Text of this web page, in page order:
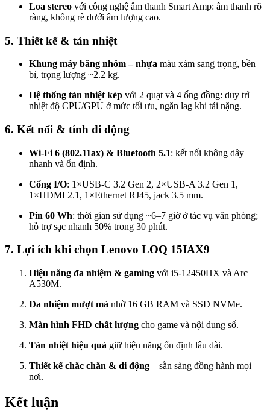
Loa stereo với công nghệ âm thanh Smart Amp: âm thanh rõ
ràng, không rè dưới âm lượng cao.
5. Thiết kế & tản nhiệt
Khung máy bằng nhôm – nhựa màu xám sang trọng, bền
bỉ, trọng lượng ~2.2 kg.
Hệ thống tản nhiệt kép với 2 quạt và 4 ống đồng: duy trì
nhiệt độ CPU/GPU ở mức tối ưu, ngăn lag khi tải nặng.
6. Kết nối & tính di động
Wi-Fi 6 (802.11ax) & Bluetooth 5.1: kết nối không dây
nhanh và ổn định.
Cổng I/O: 1×USB-C 3.2 Gen 2, 2×USB-A 3.2 Gen 1,
1×HDMI 2.1, 1×Ethernet RJ45, jack 3.5 mm.
Pin 60 Wh: thời gian sử dụng ~6–7 giờ ở tác vụ văn phòng;
hỗ trợ sạc nhanh 50% trong 30 phút.
7. Lợi ích khi chọn Lenovo LOQ 15IAX9
Hiệu năng đa nhiệm & gaming với i5-12450HX và Arc
A530M.
Đa nhiệm mượt mà nhờ 16 GB RAM và SSD NVMe.
Màn hình FHD chất lượng cho game và nội dung số.
Tản nhiệt hiệu quả giữ hiệu năng ổn định lâu dài.
Thiết kế chắc chắn & di động – sẵn sàng đồng hành mọi
nơi.
Kết luận